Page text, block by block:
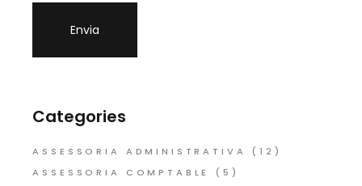
Categories
ASSESSORIA ADMINISTRATIVA
(12)
ASSESSORIA COMPTABLE
(5)